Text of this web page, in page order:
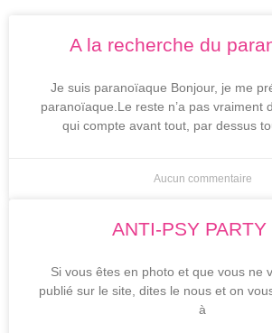
A la recherche du
Je suis paranoïaque Bonjour, je me
paranoïaque.Le reste n’a pas vraiment
qui compte avant tout, par dessus
Aucun commentaire
ANTI-PSY PARTY
Si vous êtes en photo et que vous ne
publié sur le site, dites le nous et on
à